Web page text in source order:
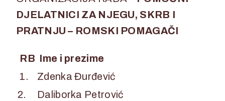
DJELATNICI ZA NJEGU, SKRB I
PRATNJU – ROMSKI POMAGAČI
RB Ime i prezime
1.
Zdenka Đurđević
2.
Daliborka Petrović